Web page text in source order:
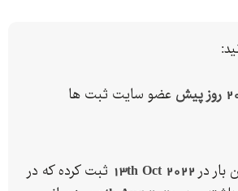
شرکتی
عضو سایت ثبت ها
بار در 13th Oct 2022 ثبت کرده که در